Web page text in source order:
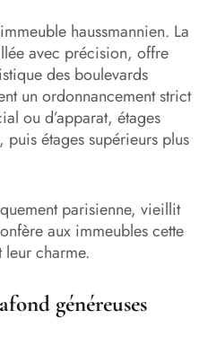
haussmannien. La
avec précision, offre
des boulevards
un ordonnancement strict
ou d’apparat, étages
étages supérieurs plus
parisienne, vieillit
aux immeubles cette
charme.
généreuses